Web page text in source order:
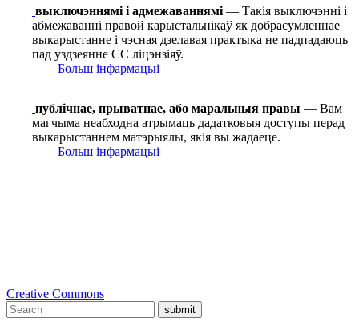
выключэннямі і адмежаваннямі — Такія выключэнні і
абмежаванні правой карыстальнікаў як добрасумленнае
выкарыстанне і чэсная дзелавая практыка не падпадаюць
пад уздзеянне СС ліцэнзіяў.
Больш інфармацыі
публічнае, прыватнае, або маральныя правы — Вам
магчыма неабходна атрымаць дадатковыя доступы перад
выкарыстаннем матэрыялы, якія вы жадаеце.
Больш інфармацыі
Creative Commons
submit